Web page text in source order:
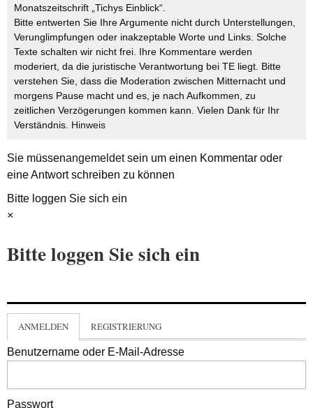
Monatszeitschrift „Tichys Einblick“.
Bitte entwerten Sie Ihre Argumente nicht durch Unterstellungen,
Verunglimpfungen oder inakzeptable Worte und Links. Solche
Texte schalten wir nicht frei. Ihre Kommentare werden
moderiert, da die juristische Verantwortung bei TE liegt. Bitte
verstehen Sie, dass die Moderation zwischen Mitternacht und
morgens Pause macht und es, je nach Aufkommen, zu
zeitlichen Verzögerungen kommen kann. Vielen Dank für Ihr
Verständnis. Hinweis
Sie müssenangemeldetsein um einen Kommentar oder
eine Antwort schreiben zu können
Bitte loggen Sie sich ein
×
Bitte loggen Sie sich ein
ANMELDEN REGISTRIERUNG
Benutzername oder E-Mail-Adresse
Passwort